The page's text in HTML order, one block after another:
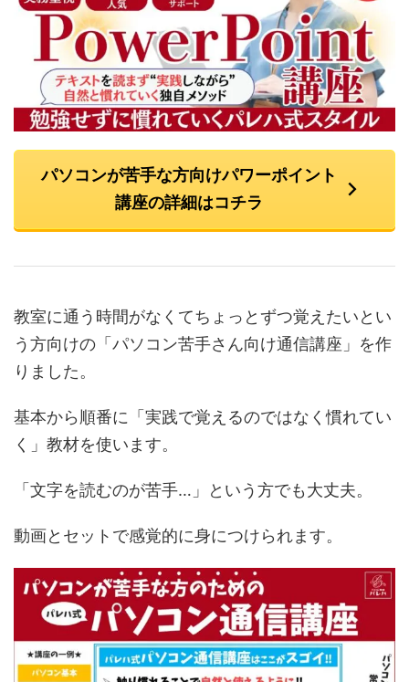
パソコンが苦手な方向けパワーポイント
講座の詳細はコチラ
教室に通う時間がなくてちょっとずつ覚えたいとい
う方向けの「パソコン苦手さん向け通信講座」を作
りました。
基本から順番に「実践で覚えるのではなく慣れてい
く」教材を使います。
「文字を読むのが苦手…」という方でも大丈夫。
動画とセットで感覚的に身につけられます。